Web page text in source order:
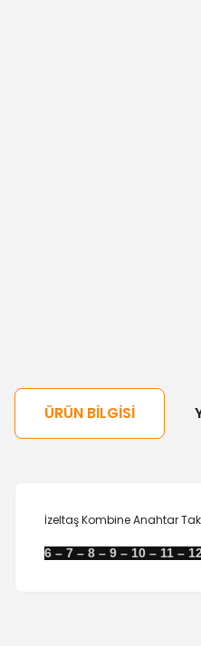
ÜRÜN BILGISI
İzeltaş Kombine Anahtar
6 – 7 – 8 – 9 – 10 – 11 –